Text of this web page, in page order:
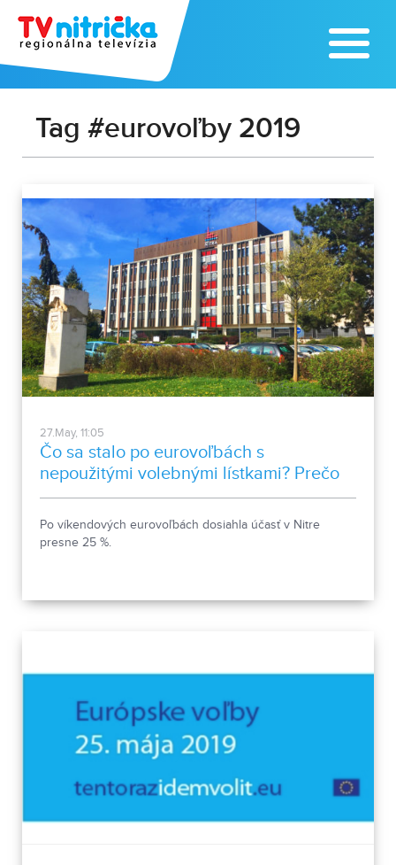
Tag #eurovoľby 2019
27.May, 11:05
Čo sa stalo po eurovoľbách s
nepoužitými volebnými lístkami? Prečo
škôlkari v Nitre zvierajú v rukách
volebné lístky ?
Po víkendových eurovoľbách dosiahla účasť v Nitre
presne 25 %.